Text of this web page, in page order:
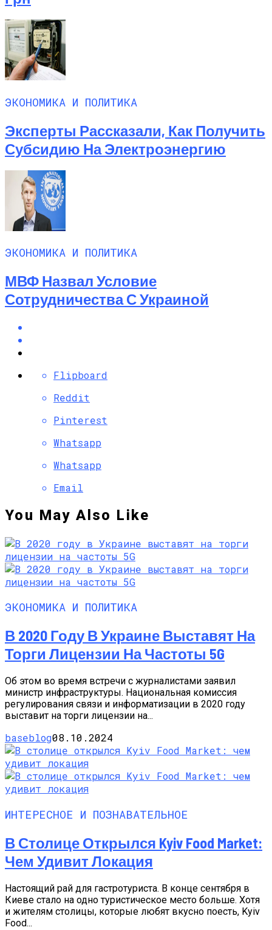
ЭКОНОМИКА И ПОЛИТИКА
Эксперты Рассказали, Как Получить
Субсидию На Электроэнергию
ЭКОНОМИКА И ПОЛИТИКА
МВФ Назвал Условие
Сотрудничества С Украиной
Flipboard
Reddit
Pinterest
Whatsapp
Whatsapp
Email
You May Also Like
ЭКОНОМИКА И ПОЛИТИКА
В 2020 Году В Украине Выставят На
Торги Лицензии На Частоты 5G
Об этом во время встречи с журналистами заявил
министр инфраструктуры. Национальная комиссия
регулирования связи и информатизации в 2020 году
выставит на торги лицензии на...
baseblog08.10.2024
ИНТЕРЕСНОЕ И ПОЗНАВАТЕЛЬНОЕ
В Столице Открылся Kyiv Food Market:
Чем Удивит Локация
Настоящий рай для гастротуриста. В конце сентября в
Киеве стало на одно туристическое место больше. Хотя
и жителям столицы, которые любят вкусно поесть, Kyiv
Food...